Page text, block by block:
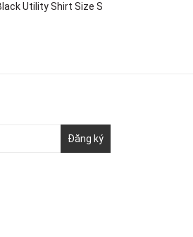
Utility Shirt Size S
Đăng ký